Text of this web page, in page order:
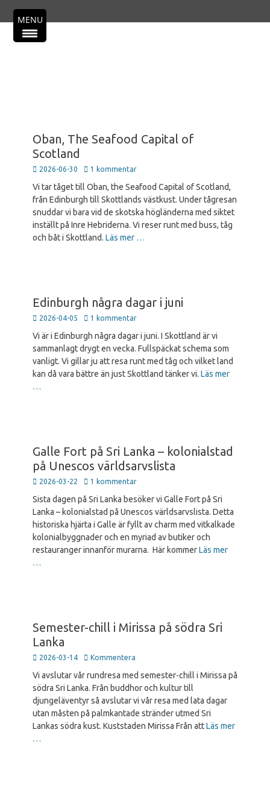
till
innehåll
Primär meny
Oban, The Seafood Capital of
Scotland
Publicerad
2026-06-30 1 kommentar
Vi tar tåget till Oban, the Seafood Capital of Scotland,
från Edinburgh till Skottlands västkust. Under tågresan
snuddar vi bara vid de skotska högländerna med siktet
inställt på Inre Hebriderna. Vi reser runt med buss, tåg
och båt i Skottland. Läs mer …
Edinburgh några dagar i juni
Publicerad
2026-04-05 1 kommentar
Vi är i Edinburgh några dagar i juni. I Skottland är vi
sammanlagt drygt en vecka. Fullspäckat schema som
vanligt. Vi gillar ju att resa runt med tåg och vilket land
kan då vara bättre än just Skottland tänker vi. Läs mer
…
Galle Fort på Sri Lanka – kolonialstad
på Unescos världsarvslista
Publicerad
2026-03-22 1 kommentar
Sista dagen på Sri Lanka besöker vi Galle Fort på Sri
Lanka – kolonialstad på Unescos världsarvslista. Detta
historiska hjärta i Galle är fyllt av charm med vitkalkade
kolonialbyggnader och en myriad av butiker och
restauranger innanför murarna. Här kommerLäs mer
…
Semester-chill i Mirissa på södra Sri
Lanka
Publicerad
2026-03-14 Kommentera
Vi avslutar vår rundresa med semester-chill i Mirissa på
södra Sri Lanka. Från buddhor och kultur till
djungeläventyr så avslutar vi vår resa med lata dagar
utan måsten på palmkantade stränder utmed Sri
Lankas södra kust. Kuststaden Mirissa Från attLäs mer
…
MENU